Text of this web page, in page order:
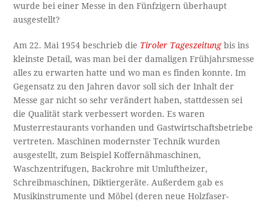
wurde bei einer Messe in den Fünfzigern überhaupt
ausgestellt?
Am 22. Mai 1954 beschrieb die Tiroler Tageszeitungbis ins
kleinste Detail, was man bei der damaligen Frühjahrsmesse
alles zu erwarten hatte und wo man es finden konnte. Im
Gegensatz zu den Jahren davor soll sich der Inhalt der
Messe gar nicht so sehr verändert haben, stattdessen sei
die Qualität stark verbessert worden. Es waren
Musterrestaurants vorhanden und Gastwirtschaftsbetriebe
vertreten. Maschinen modernster Technik wurden
ausgestellt, zum Beispiel Koffernähmaschinen,
Waschzentrifugen, Backrohre mit Umluftheizer,
Schreibmaschinen, Diktiergeräte. Außerdem gab es
Musikinstrumente und Möbel (deren neue Holzfaser-